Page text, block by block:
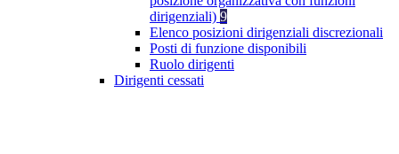
dirigenziali) 9
Elenco posizioni dirigenziali discrezionali
Posti di funzione disponibili
Ruolo dirigenti
Dirigenti cessati